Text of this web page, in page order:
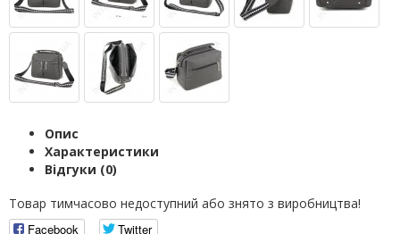
Опис
Характеристики
Відгуки (0)
Товар тимчасово недоступний або знято з виробництва!
Facebook
Twitter